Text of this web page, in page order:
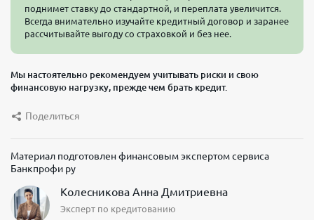
поднимет ставку до стандартной, и переплата увеличится.
Всегда внимательно изучайте кредитный договор и заранее
рассчитывайте выгоду со страховкой и без нее.
Мы настоятельно рекомендуем учитывать риски и свою
финансовую нагрузку, прежде чем брать кредит.
Поделиться
Материал подготовлен финансовым экспертом сервиса
Банкпрофи ру
Колесникова Анна Дмитриевна
Эксперт по кредитованию